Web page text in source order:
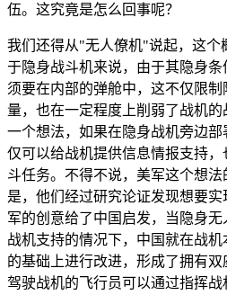
伍。这究竟是怎么回事呢？
我们还得从"无人僚机"说起，这个
于隐身战斗机来说，由于其隐身
须要在内部的弹舱中，这不仅限
量，也在一定程度上削弱了战机
一个想法，如果在隐身战机旁边
仅可以给战机提供信息情报支持
斗任务。不得不说，美军这个想
是，他们经过研究论证发现想要
军的创意给了中国启发，当隐身
战机支持的情况下，中国就在战
的基础上进行改进，形成了拥有双
驾驶战机的飞行员可以通过指挥